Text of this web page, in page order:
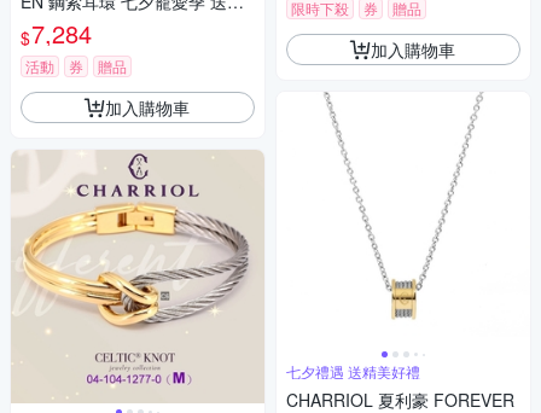
推薦
$7,284
活動 券 贈品
加入購物車
限時下殺 券 贈品
加入購物車
七夕禮遇 送精美好禮
CHARRIOL 夏利豪 FOREVER